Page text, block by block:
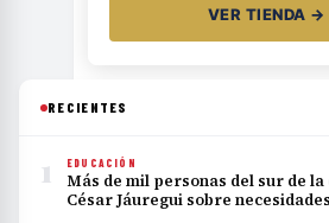
VER TIENDA →
RECIENTES
1 EDUCACIÓN
Más de mil personas del sur de
César Jáuregui sobre